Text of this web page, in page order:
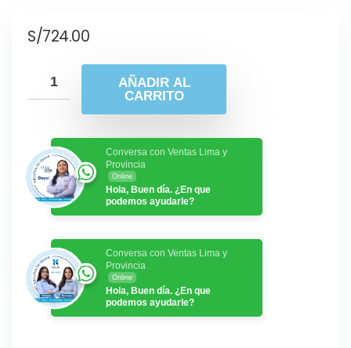
S/724.00
AÑADIR AL
CARRITO
Conversa con Ventas Lima y
Provincia
Online
Hola, Buen día. ¿En que
podemos ayudarle?
Conversa con Ventas Lima y
Provincia
Online
Hola, Buen día. ¿En que
podemos ayudarle?